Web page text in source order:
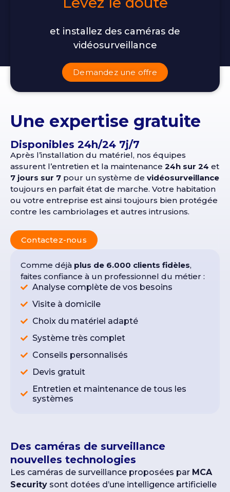
et installez des caméras de
vidéosurveillance
Demandez une offre
Comme déjà plus de 6.000 clients fidèles,
faites confiance à un professionnel du métier :
Analyse complète de vos besoins
Visite à domicile
Choix du matériel adapté
Système très complet
Conseils personnalisés
Devis gratuit
Entretien et maintenance de tous les
systèmes
Une expertise gratuite
Disponibles 24h/24 7j/7
Après l’installation du matériel, nos équipes
assurent l’entretien et la maintenance 24h sur 24 et
7 jours sur 7 pour un système de vidéosurveillance
toujours en parfait état de marche. Votre habitation
ou votre entreprise est ainsi toujours bien protégée
contre les cambriolages et autres intrusions.
Contactez-nous
Des caméras de surveillance
nouvelles technologies
Les caméras de surveillance proposées par MCA
Security sont dotées d’une intelligence artificielle